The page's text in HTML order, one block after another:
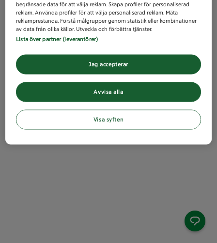
begränsade data för att välja reklam. Skapa profiler för personaliserad
reklam. Använda profiler för att välja personaliserad reklam. Mäta
reklamprestanda. Förstå målgrupper genom statistik eller kombinationer
av data från olika källor. Utveckla och förbättra tjänster.
Lista över partner (leverantörer)
Avvisa alla
Jag accepterar
Visa syften